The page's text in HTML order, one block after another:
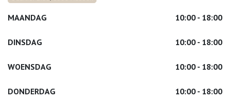
MAANDAG 10:00 - 18:00
DINSDAG 10:00 - 18:00
WOENSDAG 10:00 - 18:00
DONDERDAG 10:00 - 18:00